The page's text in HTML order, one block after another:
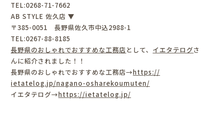
TEL:0268-71-7662
AB STYLE 佐久店 ▼
〒385-0051 長野県佐久市中込2988-1
TEL:0267-88-8185
長野県のおしゃれでおすすめな工務店として、 イエタテログさ
んに紹介されました！！
長野県のおしゃれでおすすめな工務店→https://
ietatelog.jp/nagano-osharekoumuten/
イエタテログ→https://ietatelog.jp/